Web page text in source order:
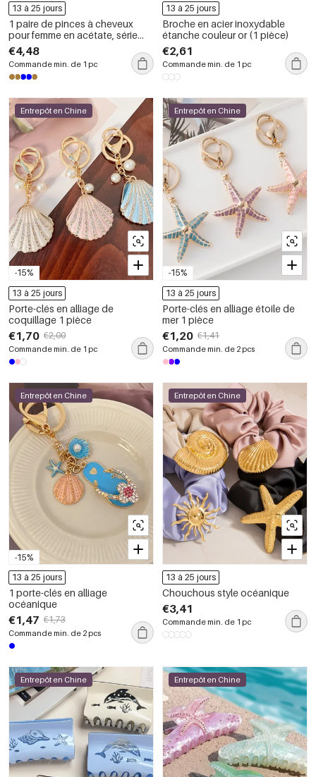
13 à 25 jours
1 paire de pinces à cheveux
pour femme en acétate, série
Simple Vacation Turtle
€4,48
Commande min. de 1 pc
13 à 25 jours
Broche en acier inoxydable
étanche couleur or (1 pièce)
€2,61
Commande min. de 1 pc
-15%
Entrepôt en Chine
13 à 25 jours
Porte-clés en alliage de
coquillage 1 pièce
€1,70 €2,00
Commande min. de 1 pc
-15%
Entrepôt en Chine
13 à 25 jours
Porte-clés en alliage étoile de
mer 1 pièce
€1,20 €1,41
Commande min. de 2 pcs
-15%
Entrepôt en Chine
13 à 25 jours
1 porte-clés en alliage
océanique
€1,47 €1,73
Commande min. de 2 pcs
Entrepôt en Chine
13 à 25 jours
Chouchous style océanique
€3,41
Commande min. de 1 pc
Entrepôt en Chine Entrepôt en Chine